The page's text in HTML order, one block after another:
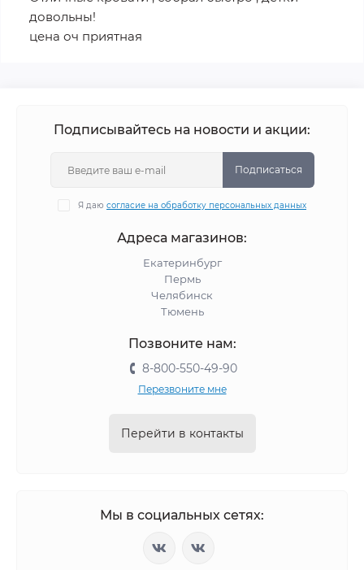
довольны!
цена оч приятная
Подписывайтесь на новости и акции:
Подписаться
Я даю согласие на обработку персональных данных
Адреса магазинов:
Екатеринбург
Пермь
Челябинск
Тюмень
Позвоните нам:
8-800-550-49-90
Перезвоните мне
Перейти в контакты
Мы в социальных сетях: